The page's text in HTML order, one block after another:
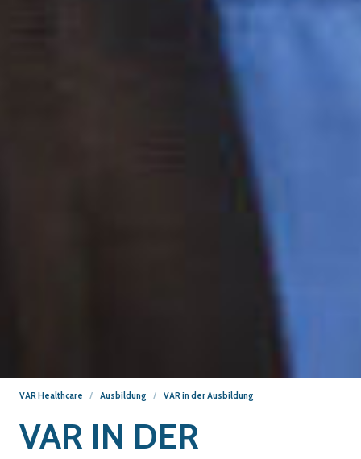
VAR Healthcare Ausbildung VAR in der Ausbildung
VAR IN DER